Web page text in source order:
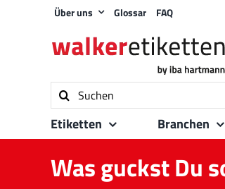
Über uns Glossar FAQ
Suche
nach:
Etiketten Branchen
Was guckst Du